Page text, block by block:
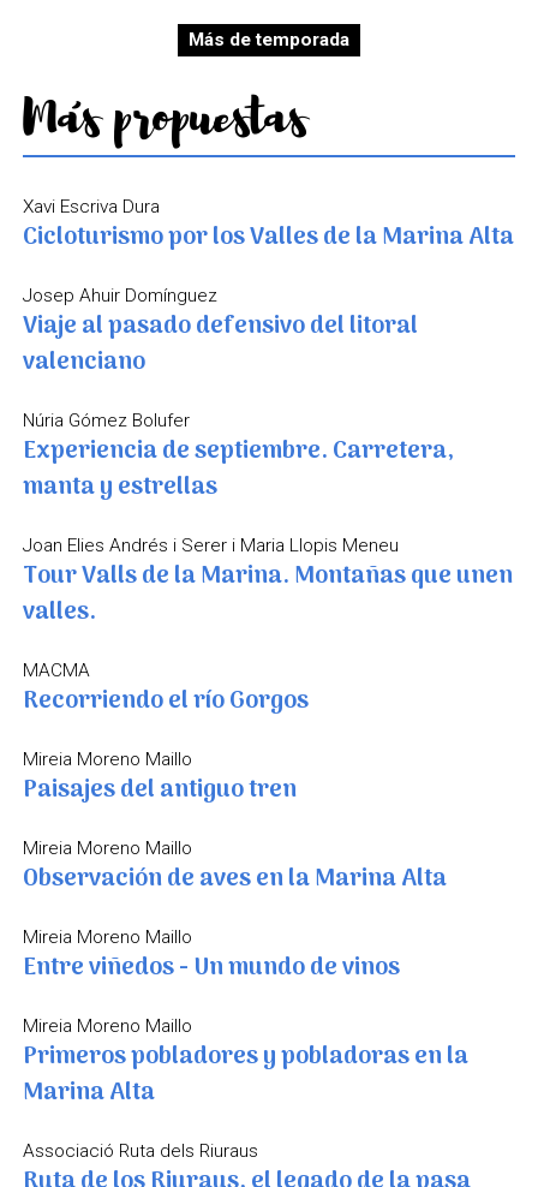
Más de temporada
Más propuestas
Xavi Escriva Dura
Cicloturismo por los Valles de la Marina Alta
Josep Ahuir Domínguez
Viaje al pasado defensivo del litoral
valenciano
Núria Gómez Bolufer
Experiencia de septiembre. Carretera,
manta y estrellas
Joan Elies Andrés i Serer i Maria Llopis Meneu
Tour Valls de la Marina. Montañas que unen
valles.
MACMA
Recorriendo el río Gorgos
Mireia Moreno Maillo
Paisajes del antiguo tren
Mireia Moreno Maillo
Observación de aves en la Marina Alta
Mireia Moreno Maillo
Entre viñedos - Un mundo de vinos
Mireia Moreno Maillo
Primeros pobladores y pobladoras en la
Marina Alta
Associació Ruta dels Riuraus